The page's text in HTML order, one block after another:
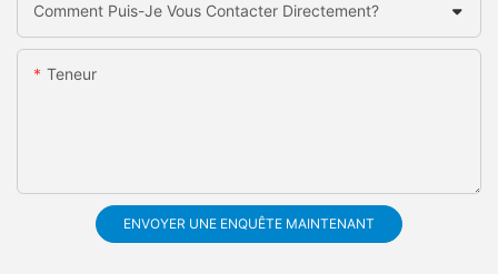
Comment Puis-Je Vous Contacter Directement?
Teneur
ENVOYER UNE ENQUÊTE MAINTENANT